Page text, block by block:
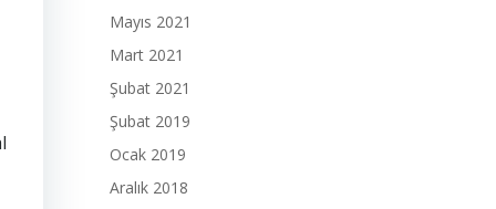
Mayıs 2021
Mart 2021
Şubat 2021
Şubat 2019
Ocak 2019
Aralık 2018